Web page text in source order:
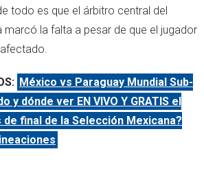
todo es que el árbitro central del
marcó la falta a pesar de que el jugador
México vs Paraguay Mundial Sub-
y dónde ver EN VIVO Y GRATIS el
final de la Selección Mexicana?